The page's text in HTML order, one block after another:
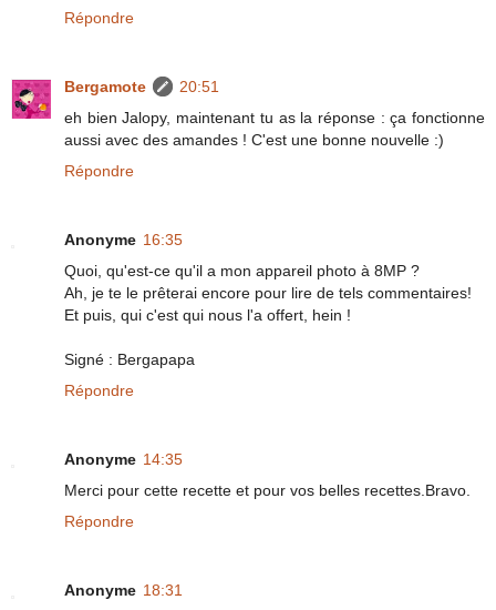
Répondre
Bergamote
20:51
eh bien Jalopy, maintenant tu as la réponse : ça fonctionne
aussi avec des amandes ! C'est une bonne nouvelle :)
Répondre
Anonyme 16:35
Quoi, qu'est-ce qu'il a mon appareil photo à 8MP ?
Ah, je te le prêterai encore pour lire de tels commentaires!
Et puis, qui c'est qui nous l'a offert, hein !
Signé : Bergapapa
Répondre
Anonyme 14:35
Merci pour cette recette et pour vos belles recettes.Bravo.
Répondre
Anonyme 18:31